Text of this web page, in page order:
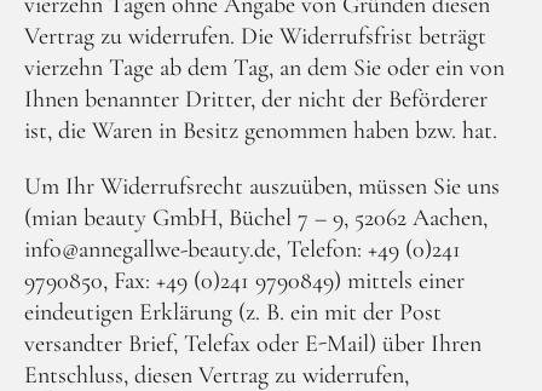
Vertrag zu widerrufen. Die Widerrufsfrist beträgt
vierzehn Tage ab dem Tag, an dem Sie oder ein von
Ihnen benannter Dritter, der nicht der Beförderer
ist, die Waren in Besitz genommen haben bzw. hat.
Um Ihr Widerrufsrecht auszuüben, müssen Sie uns
(mian beauty GmbH, Büchel 7 – 9, 52062 Aachen,
info@annegallwe-beauty.de, Telefon: +49 (0)241
9790850, Fax: +49 (0)241 9790849) mittels einer
eindeutigen Erklärung (z. B. ein mit der Post
versandter Brief, Telefax oder E-Mail) über Ihren
Entschluss, diesen Vertrag zu widerrufen,